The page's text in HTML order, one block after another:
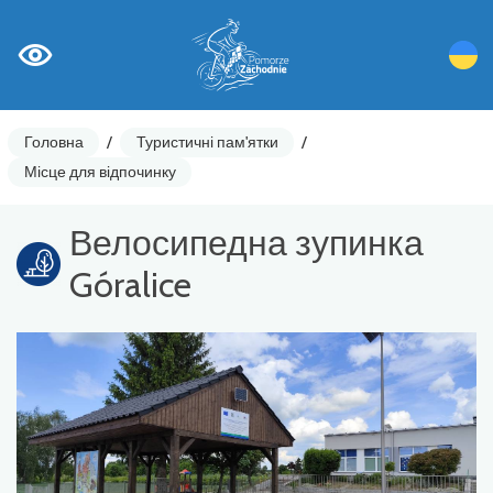
Головна / Туристичні пам'ятки
/
Місце для відпочинку
Велосипедна зупинка
Góralice